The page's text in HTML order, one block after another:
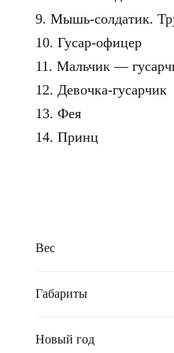
9. Мышь-солдатик.
10. Гусар-офицер
11. Мальчик —
12. Девочка-гусарчик
13. Фея
14. Принц
Вес
Габариты
Новый год